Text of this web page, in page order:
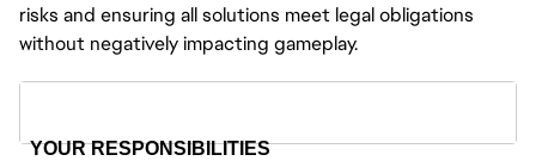
risks and ensuring all solutions meet legal obligations
without negatively impacting gameplay.
YOUR RESPONSIBILITIES